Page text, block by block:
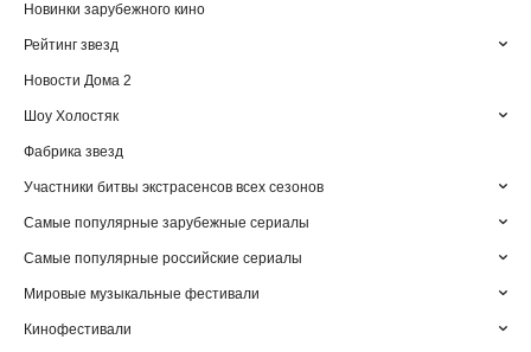
Новинки зарубежного кино
Рейтинг звезд
Новости Дома 2
Шоу Холостяк
Фабрика звезд
Участники битвы экстрасенсов всех сезонов
Самые популярные зарубежные сериалы
Самые популярные российские сериалы
Мировые музыкальные фестивали
Кинофестивали